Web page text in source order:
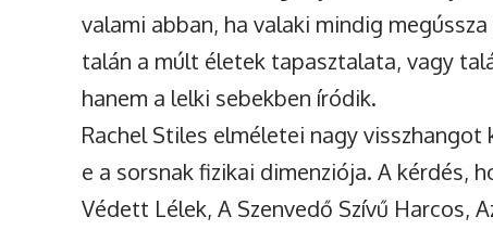
valami abban, ha valaki mindig
talán a múlt életek tapasztalata, vagy
hanem a lelki sebekben íródik.
Rachel Stiles elméletei nagy
e a sorsnak fizikai dimenziója. A kérdés,
Védett Lélek, A Szenvedő Szívű Harcos,